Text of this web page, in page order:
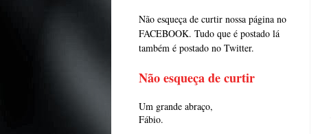
Não esqueça de curtir nossa página no
FACEBOOK. Tudo que é postado lá
também é postado no Twitter.
Não esqueça de curtir
Um grande abraço,
Fábio.